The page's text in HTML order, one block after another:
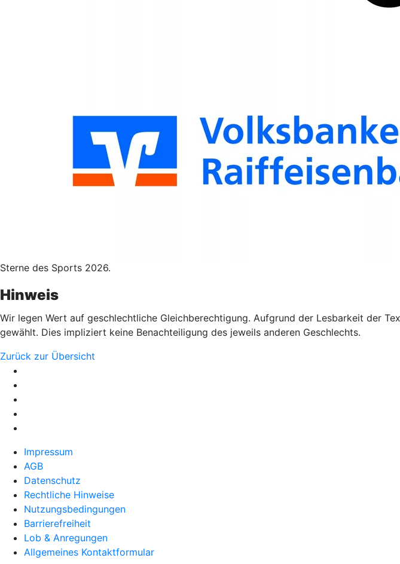
Sterne des Sports 2026.
Hinweis
Wir legen Wert auf geschlechtliche Gleichberechtigung. Aufgrund der Lesbarkeit der
gewählt. Dies impliziert keine Benachteiligung des jeweils anderen Geschlechts.
Zurück zur Übersicht
Impressum
AGB
Datenschutz
Rechtliche Hinweise
Nutzungsbedingungen
Barrierefreiheit
Lob & Anregungen
Allgemeines Kontaktformular